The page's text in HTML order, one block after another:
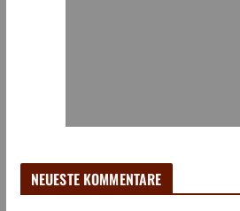
NEUESTE KOMMENTARE